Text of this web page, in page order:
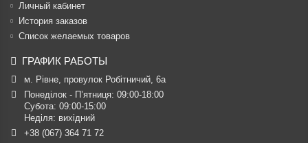
Личный кабинет
История заказов
Список желаемых товаров
ГРАФИК РАБОТЫ
м. Рівне, провулок Робітничий, 6а
Понеділок - П’ятниця: 09:00-18:00
Субота: 09:00-15:00
Неділя: вихідний
+38 (067) 364 71 72